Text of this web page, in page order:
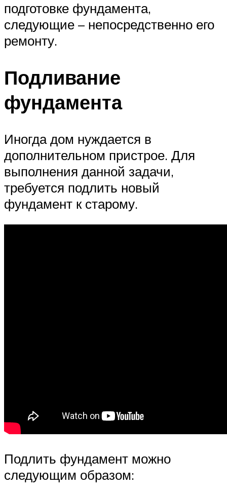
подготовке фундамента,
следующие – непосредственно его
ремонту.
Подливание
фундамента
Иногда дом нуждается в
дополнительном пристрое. Для
выполнения данной задачи,
требуется подлить новый
фундамент к старому.
Подлить фундамент можно
следующим образом: